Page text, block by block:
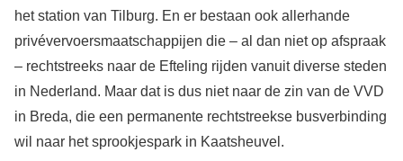
het station van Tilburg. En er bestaan ook allerhande
privévervoersmaatschappijen die – al dan niet op afspraak
– rechtstreeks naar de Efteling rijden vanuit diverse steden
in Nederland. Maar dat is dus niet naar de zin van de VVD
in Breda, die een permanente rechtstreekse busverbinding
wil naar het sprookjespark in Kaatsheuvel.